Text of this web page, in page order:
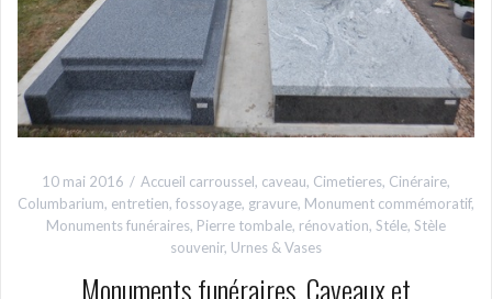
10 mai 2016 Accueil carroussel, caveau, Cimetieres, Cinéraire,
Columbarium, entretien, fossoyage, gravure, Monument commémoratif,
Monuments funéraires, Pierre tombale, rénovation, Stéle, Stèle
souvenir, Urnes & Vases
Monuments funéraires, Caveaux et